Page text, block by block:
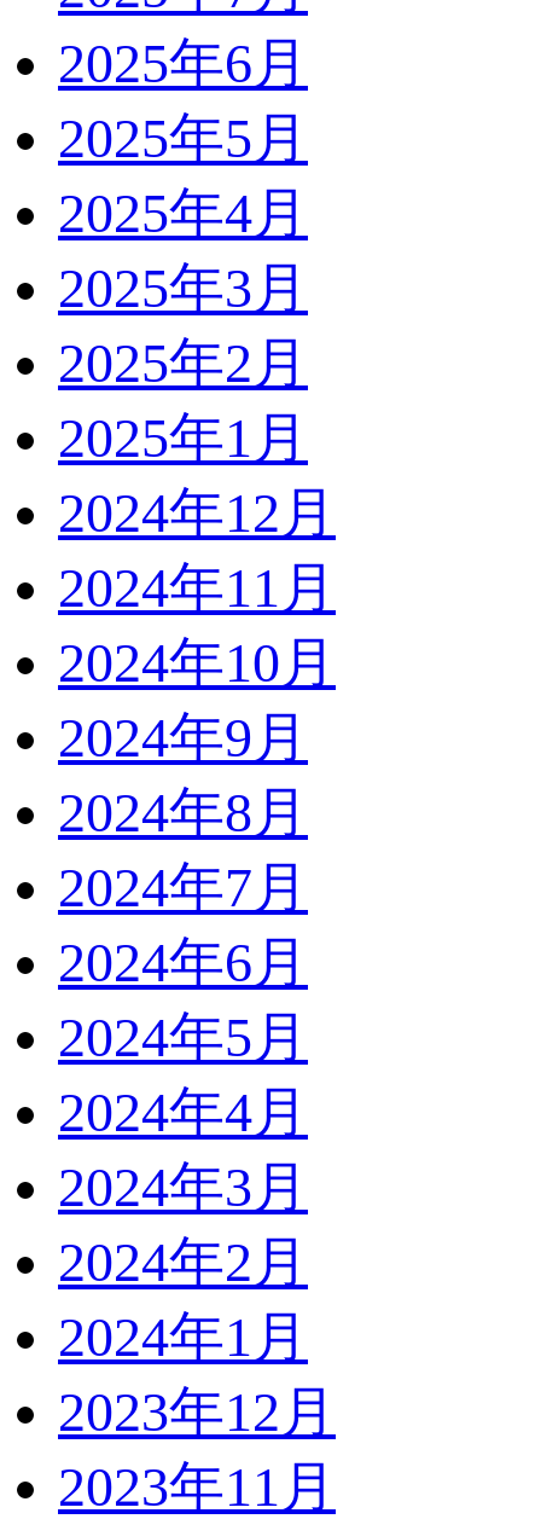
2025年6月
2025年5月
2025年4月
2025年3月
2025年2月
2025年1月
2024年12月
2024年11月
2024年10月
2024年9月
2024年8月
2024年7月
2024年6月
2024年5月
2024年4月
2024年3月
2024年2月
2024年1月
2023年12月
2023年11月